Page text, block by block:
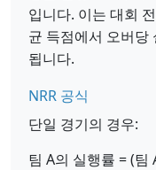
입니다. 이는 대회
균 득점에서 오버당
됩니다.
NRR 공식
단일 경기의 경우:
팀 A의 실행률 = (팀